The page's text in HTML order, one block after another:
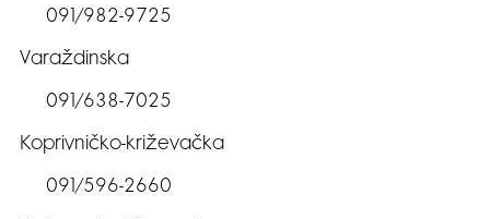
091/982-9725
Varaždinska
091/638-7025
Koprivničko-križevačka
091/596-2660